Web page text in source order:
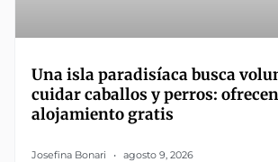
Una isla paradisíaca busca
cuidar caballos y perros: ofrecen
alojamiento gratis
Josefina Bonari agosto 9, 2026